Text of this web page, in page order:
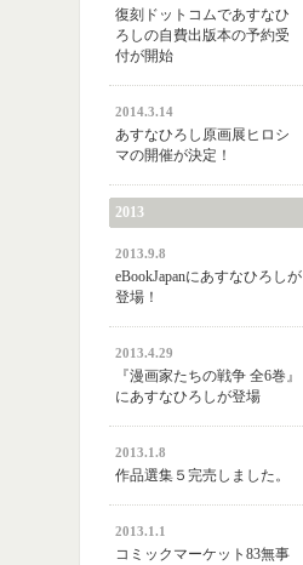
復刻ドットコムであすなひ
ろしの自費出版本の予約受
付が開始
2014.3.14
あすなひろし原画展ヒロシ
マの開催が決定！
2013
2013.9.8
eBookJapanにあすなひろしが
登場！
2013.4.29
『漫画家たちの戦争 全6巻』
にあすなひろしが登場
2013.1.8
作品選集５完売しました。
2013.1.1
コミックマーケット83無事